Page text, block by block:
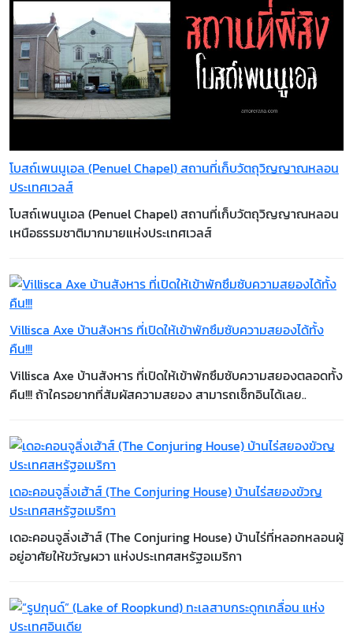
โบสถ์เพนนูเอล (Penuel Chapel) สถานที่เก็บวัตถุวิญญาณหลอน
ประเทศเวลส์
​​​​​​​โบสถ์เพนนูเอล (Penuel Chapel) สถานที่เก็บวัตถุวิญญาณหลอน
เหนือธรรมชาติมากมายแห่งประเทศเวลส์
Villisca Axe บ้านสังหาร ที่เปิดให้เข้าพักซึมซับความสยองได้ทั้ง
คืน!!!
Villisca Axe บ้านสังหาร ที่เปิดให้เข้าพักซึมซับความสยองตลอดทั้ง
คืน!!! ถ้าใครอยากที่สัมผัสความสยอง สามารถเช็กอินได้เลย..
เดอะคอนจูลิ่งเฮ้าส์ (The Conjuring House) บ้านไร่สยองขัวญ
ประเทศสหรัฐอเมริกา
​​​​​​​เดอะคอนจูลิ่งเฮ้าส์ (The Conjuring House) บ้านไร่ที่หลอกหลอนผู้
อยู่อาศัยให้ขวัญผวา แห่งประเทศสหรัฐอเมริกา